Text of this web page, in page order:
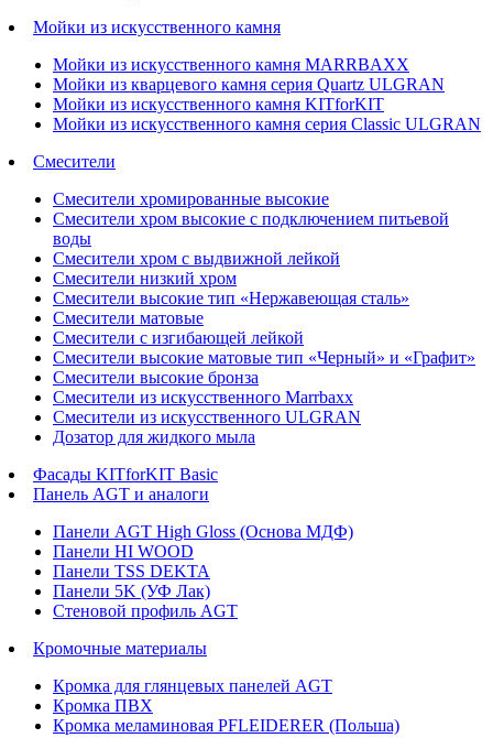
Мойки из искусственного камня
Мойки из искусственного камня MARRBAXX
Мойки из кварцевого камня серия Quartz ULGRAN
Мойки из искусственного камня KITforKIT
Мойки из искусственного камня серия Classic ULGRAN
Смесители
Смесители хромированные высокие
Смесители хром высокие с подключением питьевой
воды
Смесители хром с выдвижной лейкой
Смесители низкий хром
Смесители высокие тип «Нержавеющая сталь»
Смесители матовые
Смесители с изгибающей лейкой
Смесители высокие матовые тип «Черный» и «Графит»
Смесители высокие бронза
Смесители из искусственного Marrbaxx
Смесители из искусственного ULGRAN
Дозатор для жидкого мыла
Фасады KITforKIT Basic
Панель AGT и аналоги
Панели AGT High Gloss (Основа МДФ)
Панели HI WOOD
Панели TSS DEKTA
Панели 5K (УФ Лак)
Стеновой профиль AGT
Кромочные материалы
Кромка для глянцевых панелей AGT
Кромка ПВХ
Кромка меламиновая PFLEIDERER (Польша)